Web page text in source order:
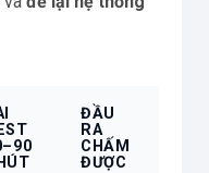
ĐẦU
RA
CHẤM
ĐƯỢC